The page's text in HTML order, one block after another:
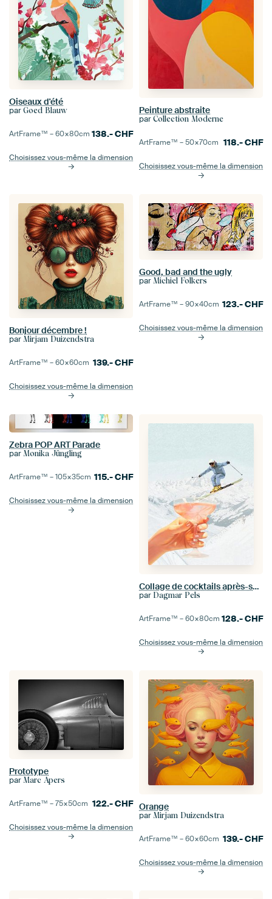
Oiseaux d'été
par Goed Blauw
ArtFrame™ –60×80cm 138.-CHF
Choisissez vous-même la dimension
Peinture abstraite
par Collection Moderne
ArtFrame™ –50×70cm 118.-CHF
Choisissez vous-même la dimension
Bonjour décembre !
par Mirjam Duizendstra
ArtFrame™ –60×60cm 139.-CHF
Choisissez vous-même la dimension
Good, bad and the ugly
par Michiel Folkers
ArtFrame™ –90×40cm 123.-CHF
Choisissez vous-même la dimension
Zebra POP ART Parade
par Monika Jüngling
ArtFrame™ –105×35cm 115.-CHF
Choisissez vous-même la dimension
Collage de cocktails après-ski - édition hivernale
par Dagmar Pels
ArtFrame™ –60×80cm 128.-CHF
Choisissez vous-même la dimension
Prototype
par Marc Apers
ArtFrame™ –75×50cm 122.-CHF
Choisissez vous-même la dimension
Orange
par Mirjam Duizendstra
ArtFrame™ –60×60cm 139.-CHF
Choisissez vous-même la dimension